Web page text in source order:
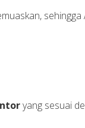
yang sesuai